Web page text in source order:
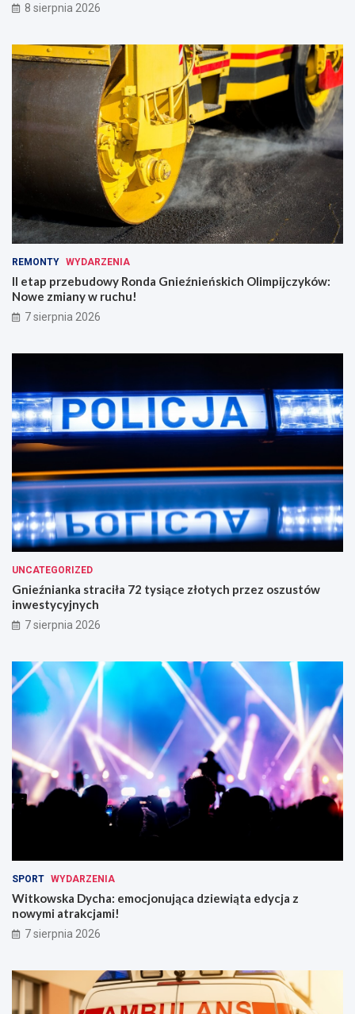
8 sierpnia 2026
REMONTY WYDARZENIA
II etap przebudowy Ronda Gnieźnieńskich Olimpijczyków:
Nowe zmiany w ruchu!
7 sierpnia 2026
UNCATEGORIZED
Gnieźnianka straciła 72 tysiące złotych przez oszustów
inwestycyjnych
7 sierpnia 2026
SPORT WYDARZENIA
Witkowska Dycha: emocjonująca dziewiąta edycja z
nowymi atrakcjami!
7 sierpnia 2026